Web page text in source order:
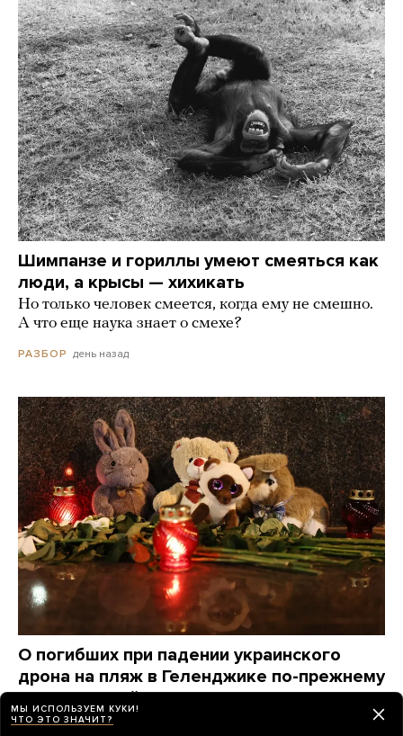
Шимпанзе и гориллы умеют смеяться как
люди, а крысы — хихикать
Но только человек смеется, когда ему не смешно.
А что еще наука знает о смехе?
РАЗБОР день назад
О погибших при падении украинского
дрона на пляж в Геленджике по-прежнему
известно крайне мало. Вот что удалось
узнать о жертвах за три дня
МЫ ИСПОЛЬЗУЕМ КУКИ!
ЧТО ЭТО ЗНАЧИТ?